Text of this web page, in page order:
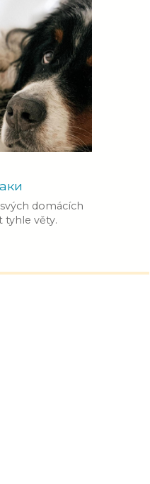
domácích
tyhle věty.